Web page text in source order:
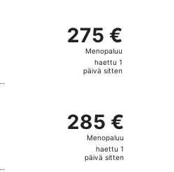
275 €
Menopaluu,
haettu
275 €
Menopaluu
haettu 1
päivä sitten
285 €
Menopaluu,
haettu
285 €
Menopaluu
haettu 1
päivä sitten